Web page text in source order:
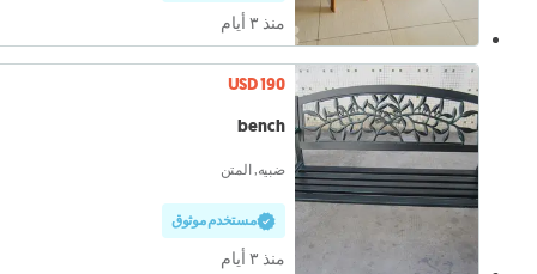
منذ ٣ أيام
USD 190
bench
ضبيه, المتن
مستخدم موثوق
منذ ٣ أيام